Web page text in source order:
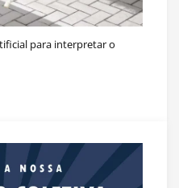
para interpretar o